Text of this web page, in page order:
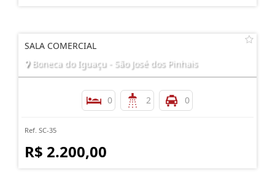
SALA COMERCIAL
Boneca do Iguaçu - São José dos Pinhais
0 2 0
Ref. SC-35
R$ 2.200,00